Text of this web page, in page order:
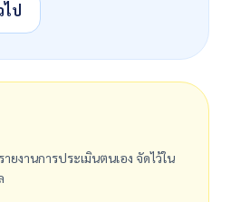
ไป
ยงานการประเมินตนเอง จัดไว้ใน